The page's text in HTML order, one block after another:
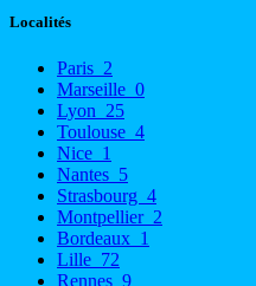
Localités
Paris 2
Marseille 0
Lyon 25
Toulouse 4
Nice 1
Nantes 5
Strasbourg 4
Montpellier 2
Bordeaux 1
Lille 72
Rennes 9